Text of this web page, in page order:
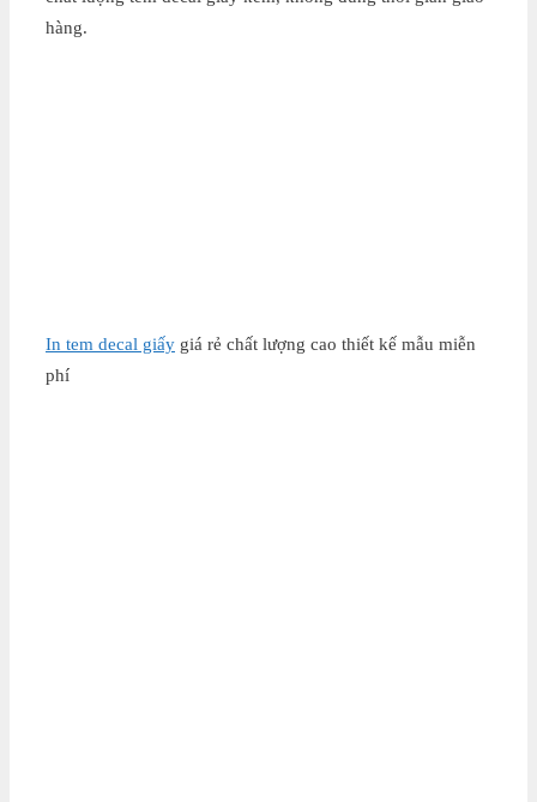
hàng.
In tem decal giấy giá rẻ chất lượng cao thiết kế mẫu miễn
phí